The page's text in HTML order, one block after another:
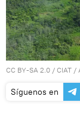
CC BY-SA 2.0 / CIAT /
Síguenos en